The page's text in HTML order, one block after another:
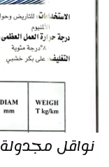
نواقل مجدولة